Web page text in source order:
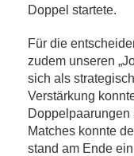
Doppel startete.
Für die
zudem unseren
sich als
Verstärkung
Matches konnte
stand am Ende